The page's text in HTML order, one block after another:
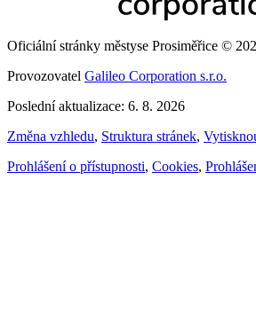
Oficiální stránky městyse Prosiměřice ©
Provozovatel Galileo Corporation s.r.o.
Poslední aktualizace: 6. 8. 2026
Změna vzhledu, Struktura stránek,
Prohlášení o přístupnosti, Cookies,